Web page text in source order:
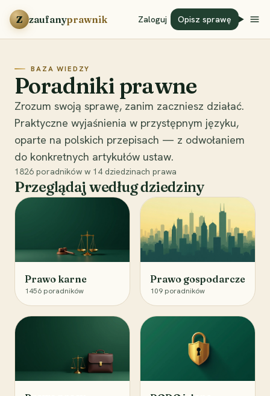
Przejdź do treści
Z zaufanyprawnik Zaloguj Opisz sprawę
BAZA WIEDZY
Poradniki prawne
Zrozum swoją sprawę, zanim zaczniesz działać.
Praktyczne wyjaśnienia w przystępnym języku,
oparte na polskich przepisach — z odwołaniem
do konkretnych artykułów ustaw.
1826 poradników w 14 dziedzinach prawa
Przeglądaj według dziedziny
Prawo karne
1456 poradników
Prawo gospodarcze
109 poradników